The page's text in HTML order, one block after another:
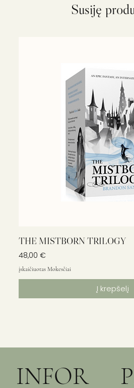
Susiję
THE MISTBORN TRILOGY
Kaina
48,00 €
įskaičiuotas Mokesčiai
Į krepšelį
INFOR